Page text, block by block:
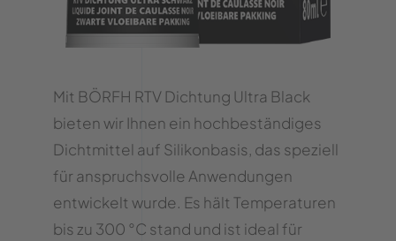
Mit BÖRFH RTV Dichtung Ultra Black
bieten wir Ihnen ein hochbeständiges
Dichtmittel auf Silikonbasis, das speziell
für anspruchsvolle Anwendungen
entwickelt wurde. Es hält Temperaturen
bis zu 300 °C stand und ist ideal für